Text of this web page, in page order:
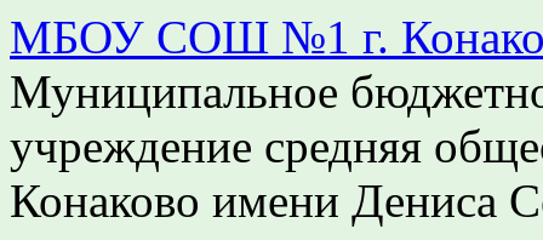
МБОУ СОШ №1 г.
Муниципальное
учреждение средняя
Конаково имени Дениса